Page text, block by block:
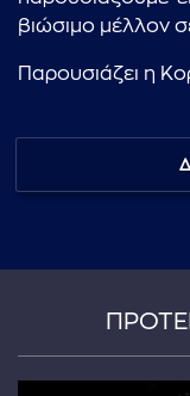
βιώσιμο μέλλον
Παρουσιάζει η